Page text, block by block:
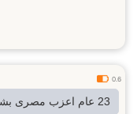
0.6
23 عام اعزب مصرى بشتغل مؤهل عالى